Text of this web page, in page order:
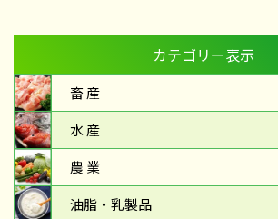
カテゴリー表示
畜 産
水 産
農 業
油脂・乳製品